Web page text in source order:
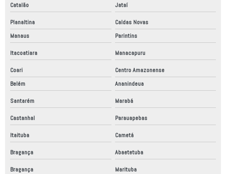
Catalão Jataí
Planaltina
Caldas Novas
Manaus
Parintins
Itacoatiara Manacapuru
Coari
Centro Amazonense
Belém
Ananindeua
Santarém Marabá
Castanhal Parauapebas
Itaituba Cametá
Bragança Abaetetuba
Bragança
Marituba